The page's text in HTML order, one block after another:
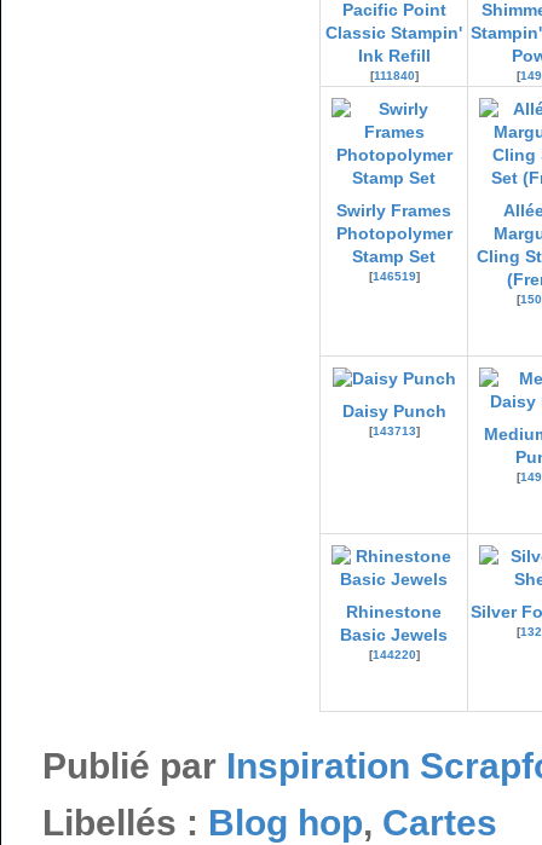
Pacific Point
Classic Stampin'
Ink Refill
[111840] [
Swirly Frames
Photopolymer
Stamp Set
[146519]
Cling
[
Daisy Punch
[143713]
[
Rhinestone
Basic Jewels
[144220]
Silver
[
Publié par Inspiration
Libellés : Blog hop, Cartes